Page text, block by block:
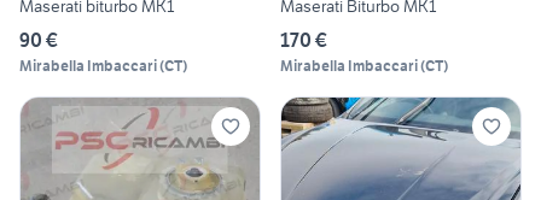
Maserati biturbo MK1
90 €
Mirabella Imbaccari(CT)
Maserati Biturbo MK1
170 €
Mirabella Imbaccari(CT)